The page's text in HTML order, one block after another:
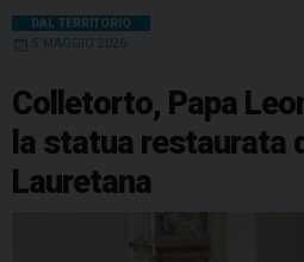
DAL TERRITORIO
5 MAGGIO 2026
Colletorto, Papa
la statua restaurata
Lauretana